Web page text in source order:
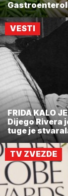
VESTI
FRIDA KALO
Dijego Rivera
tuge je
TV ZVEZDE